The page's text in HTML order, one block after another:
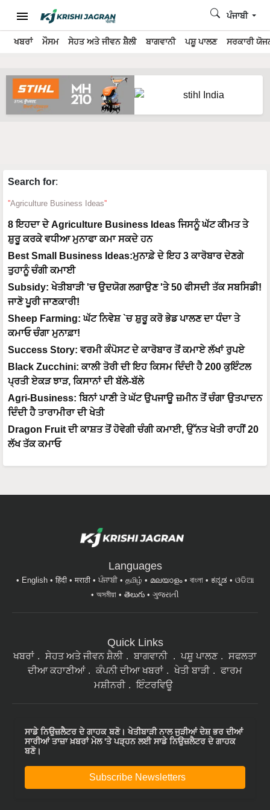
ਖਬਰਾਂ ਮੌਸਮ ਸੇਹਤ ਅਤੇ ਜੀਵਨ ਸ਼ੈਲੀ ਬਾਗਵਾਨੀ ਪਸ਼ੂ ਪਾਲਣ ਸਰਕਾਰੀ
ਪੰਜਾਬੀ
Search for:
Agriculture Business Ideas
8 ਇਹਦਾ ਦੇ Agriculture Business Ideas ਜਿਸਨੂੰ ਘੱਟ ਕੀਮਤ ਤੇ
ਸ਼ੁਰੂ ਕਰਕੇ ਵਧੀਆ ਮੁਨਾਫਾ ਕਮਾ ਸਕਦੇ ਹਨ
Best Small Business Ideas:ਮੁਨਾਫ਼ੇ ਦੇ ਇਹ 3 ਕਾਰੋਬਾਰ ਦੇਣਗੇ
ਤੁਹਾਨੂੰ ਚੰਗੀ ਕਮਾਈ
Subsidy: ਖੇਤੀਬਾੜੀ 'ਚ ਉਦਯੋਗ ਲਗਾਉਣ 'ਤੇ 50 ਫੀਸਦੀ ਤੱਕ ਸਬਸਿਡੀ!
ਜਾਣੋ ਪੂਰੀ ਜਾਣਕਾਰੀ!
Sheep Farming: ਘੱਟ ਨਿਵੇਸ਼ `ਚ ਸ਼ੁਰੂ ਕਰੋ ਭੇਡ ਪਾਲਣ ਦਾ ਧੰਦਾ ਤੇ
ਕਮਾਓ ਚੰਗਾ ਮੁਨਾਫ਼ਾ!
Success Story: ਵਰਮੀ ਕੰਪੋਸਟ ਦੇ ਕਾਰੋਬਾਰ ਤੋਂ ਕਮਾਏ ਲੱਖਾਂ ਰੁਪਏ
Black Zucchini: ਕਾਲੀ ਤੋਰੀ ਦੀ ਇਹ ਕਿਸਮ ਦਿੰਦੀ ਹੈ 200 ਕੁਇੰਟਲ
ਪ੍ਰਤੀ ਏਕੜ ਝਾੜ, ਕਿਸਾਨਾਂ ਦੀ ਬੱਲੇ-ਬੱਲੇ
Agri-Business: ਬਿਨਾਂ ਪਾਣੀ ਤੇ ਘੱਟ ਉਪਜਾਊ ਜ਼ਮੀਨ ਤੋਂ ਚੰਗਾ ਉਤਪਾਦਨ
ਦਿੰਦੀ ਹੈ ਤਾਰਾਮੀਰਾ ਦੀ ਖੇਤੀ
Dragon Fruit ਦੀ ਕਾਸ਼ਤ ਤੋਂ ਹੋਵੇਗੀ ਚੰਗੀ ਕਮਾਈ, ਉੱਨਤ ਖੇਤੀ ਰਾਹੀਂ 20
ਲੱਖ ਤੱਕ ਕਮਾਓ
Languages
English हिंदी मराठी ਪੰਜਾਬੀ தமிழ் മലയാളം বাংলা ಕನ್ನಡ
ଓଡିଆ
অসমীয়া
తెలుగు ગુજરાતી
Quick Links
ਖਬਰਾਂ ਸੇਹਤ ਅਤੇ ਜੀਵਨ ਸ਼ੈਲੀ ਬਾਗਵਾਨੀ ਪਸ਼ੂ ਪਾਲਣ
ਸਫਲਤਾ
ਦੀਆ ਕਹਾਣੀਆਂ
ਕੰਪਨੀ ਦੀਆ ਖਬਰਾਂ ਖੇਤੀ ਬਾੜੀ
ਫਾਰਮ
ਮਸ਼ੀਨਰੀ
ਇੰਟਰਵਿਊ
ਸਾਡੇ ਨਿਉਜ਼ਲੈਟਰ ਦੇ ਗਾਹਕ ਬਣੋ। ਖੇਤੀਬਾੜੀ ਨਾਲ ਜੁੜੀਆਂ ਦੇਸ਼ ਭਰ ਦੀਆਂ
ਸਾਰੀਆਂ ਤਾਜ਼ਾ ਖ਼ਬਰਾਂ ਮੇਲ 'ਤੇ ਪੜ੍ਹਨ ਲਈ ਸਾਡੇ ਨਿਉਜ਼ਲੈਟਰ ਦੇ ਗਾਹਕ
ਬਣੋ।
Subscribe Newsletters